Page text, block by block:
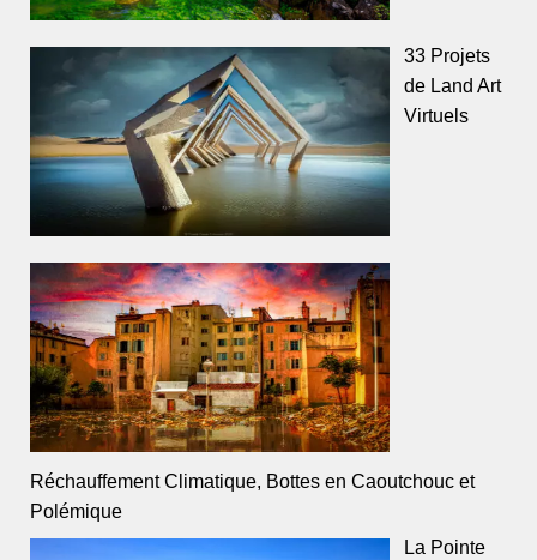
33 Projets
de Land Art
Virtuels
Réchauffement Climatique, Bottes en Caoutchouc et
Polémique
La Pointe